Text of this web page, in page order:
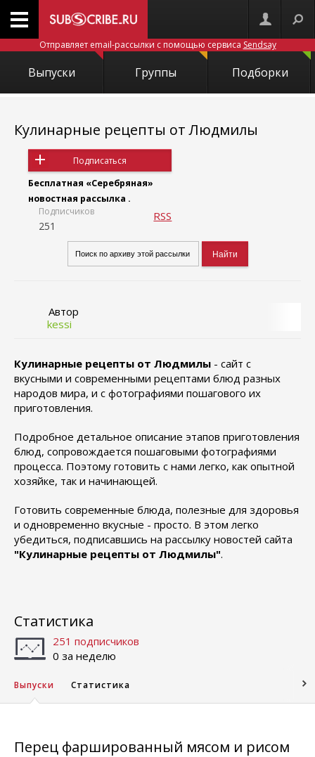
Отправляет email-рассылки с помощью сервиса Sendsay
Выпуски Группы Подборки
Кулинарные рецепты от Людмилы
Подписаться
Бесплатная «Серебряная»
новостная рассылка .
Подписчиков
251
RSS
Автор
kessi
Кулинарные рецепты от Людмилы - сайт с
вкусными и современными рецептами блюд разных
народов мира, и с фотографиями пошагового их
приготовления.
Подробное детальное описание этапов приготовления
блюд, сопровождается пошаговыми фотографиями
процесса. Поэтому готовить с нами легко, как опытной
хозяйке, так и начинающей.
Готовить современные блюда, полезные для здоровья
и одновременно вкусные - просто. В этом легко
убедиться, подписавшись на рассылку новостей сайта
"Кулинарные рецепты от Людмилы".
Статистика
251 подписчиков
0 за неделю
Выпуски Статистика
Перец фаршированный мясом и рисом